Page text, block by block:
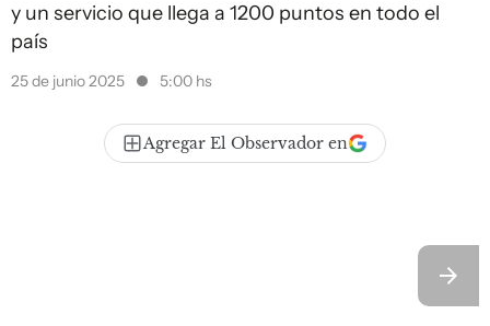
y un servicio que llega a 1200 puntos en todo el
país
25 de junio 2025 5:00 hs
Agregar El Observador en